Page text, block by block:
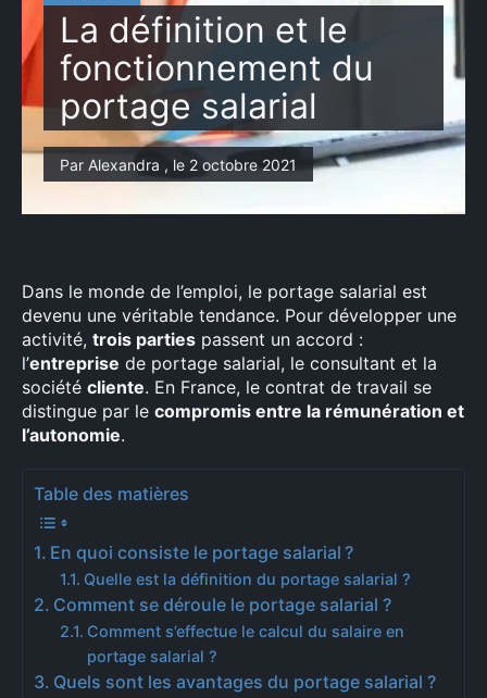
La définition et le
fonctionnement du
portage salarial
Par Alexandra , le 2 octobre 2021
Dans le monde de l’emploi, le portage salarial est
devenu une véritable tendance. Pour développer une
activité, trois parties passent un accord :
l’entreprise de portage salarial, le consultant et la
société cliente. En France, le contrat de travail se
distingue par le compromis entre la rémunération et
l’autonomie.
Table des matières
En quoi consiste le portage salarial ?
Quelle est la définition du portage salarial ?
Comment se déroule le portage salarial ?
Comment s’effectue le calcul du salaire en
portage salarial ?
Quels sont les avantages du portage salarial ?